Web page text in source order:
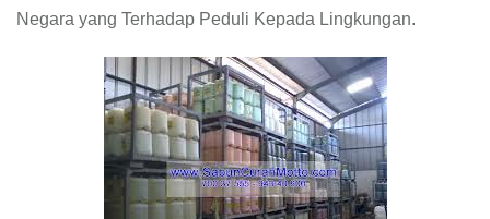
Negara yang Terhadap Peduli Kepada Lingkungan.